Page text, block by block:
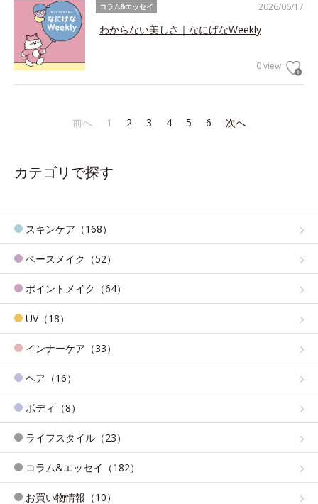
2026/06/17
コラム&エッセイ
わからない美しさ｜なにげなWeekly
0 view
前へ 1 2 3 4 5 6 次へ
カテゴリで探す
スキンケア（168）
ベースメイク（52）
ポイントメイク（64）
UV（18）
インナーケア（33）
ヘア（16）
ボディ（8）
ライフスタイル（23）
コラム&エッセイ（182）
お買い物情報（10）